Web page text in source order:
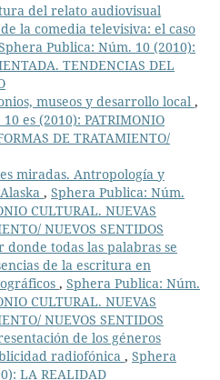
del relato audiovisual
la comedia televisiva: el caso
Publica: Núm. 10 (2010):
TENDENCIAS DEL
museos y desarrollo local ,
es (2010): PATRIMONIO
DE TRATAMIENTO/
miradas. Antropología y
, Sphera Publica: Núm.
CULTURAL. NUEVAS
NUEVOS SENTIDOS
donde todas las palabras se
de la escritura en
, Sphera Publica: Núm.
CULTURAL. NUEVAS
NUEVOS SENTIDOS
de los géneros
radiofónica , Sphera
LA REALIDAD